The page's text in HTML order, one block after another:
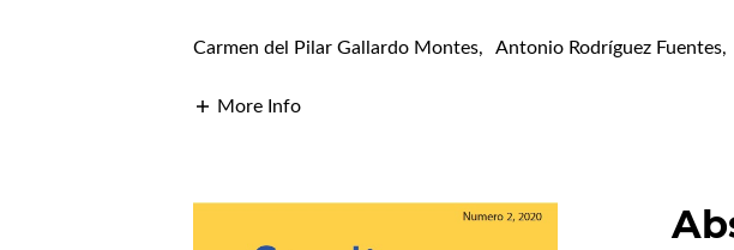
Carmen del Pilar Gallardo Montes, Antonio Rodríguez Fuentes,
More Info